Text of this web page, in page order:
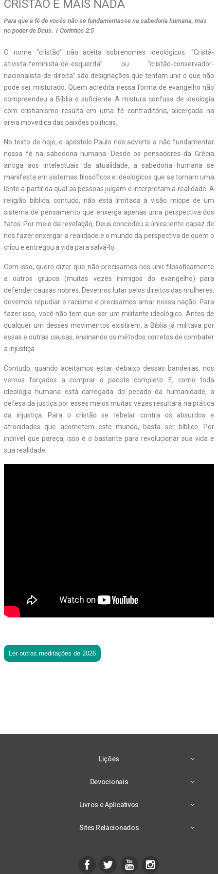
CRISTÃO E MAIS NADA
Para que a fé de vocês não se fundamentasse na sabedoria humana, mas
no poder de Deus. 1 Coríntios 2:5
O nome “cristão” não aceita sobrenomes ideológicos. “Cristã-
ativista-feminista-de-esquerda” ou “cristão-conservador-
nacionalista-de-direita” são designações que tentam unir o que não
pode ser misturado. Quem acredita nessa forma de evangelho não
compreendeu a Bíblia o suficiente. A mistura confusa de ideologia
com cristianismo resulta em uma fé contraditória, alicerçada na
areia movediça das paixões políticas.
No texto de hoje, o apóstolo Paulo nos adverte a não fundamentar
nossa fé na sabedoria humana. Desde os pensadores da Grécia
antiga aos intelectuais da atualidade, a sabedoria humana se
manifesta em sistemas filosóficos e ideológicos que se tornam uma
lente a partir da qual as pessoas julgam e interpretam a realidade. A
religião bíblica, contudo, não está limitada à visão míope de um
sistema de pensamento que enxerga apenas uma perspectiva dos
fatos. Por meio da revelação, Deus concedeu a única lente capaz de
nos fazer enxergar a realidade e o mundo da perspectiva de quem o
criou e entregou a vida para salvá-lo.
Com isso, quero dizer que não precisamos nos unir filosoficamente
a outros grupos (muitas vezes inimigos do evangelho) para
defender causas nobres. Devemos lutar pelos direitos das mulheres,
devemos repudiar o racismo e precisamos amar nossa nação. Para
fazer isso, você não tem que ser um militante ideológico. Antes de
qualquer um desses movimentos existirem, a Bíblia já militava por
essas e outras causas, ensinando os métodos corretos de combater
a injustiça.
Contudo, quando aceitamos estar debaixo dessas bandeiras, nos
vemos forçados a comprar o pacote completo. E, como toda
ideologia humana está carregada do pecado da humanidade, a
defesa da justiça por esses meios muitas vezes resultará na prática
da injustiça. Para o cristão se rebelar contra os absurdos e
atrocidades que acometem este mundo, basta ser bíblico. Por
incrível que pareça, isso é o bastante para revolucionar sua vida e
sua realidade.
Ler outras meditações de 2026
Lições
Devocionais
Livros e Aplicativos
Sites Relacionados